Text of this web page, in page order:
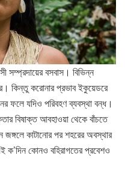
সম্প্রদায়ের বসবাস। বিভিন্ন
কিন্তু করোনার প্রভাব ইকুয়েডরে
ফলে যদিও পরিবহণ ব্যবস্থা বন্ধ।
বিষাক্ত আবহাওয়া থেকে বাঁচতে
জঙ্গলে কাটানোর পর শহরের অবস্থার
ক’দিন কোনও বহিরাগতের প্রবেশও